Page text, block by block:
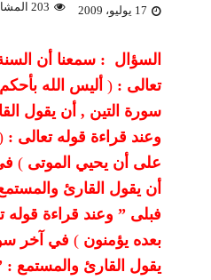
17 يوليو، 2009 203 المشاهدات
السؤال : سمعنا أن
تعالى :) أليس الله
سورة التين , أن يقول
وعند قراءة قوله تعالى :
على أن يحيي الموتى(
أن يقول القارئ
فبلى ” وعند قراءة قوله
بعده يؤمنون( في آخر
يقول القارئ والمستمع :